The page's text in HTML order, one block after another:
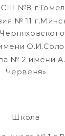
№8
№ 11
№ 2 имени
Червеня»
Школа